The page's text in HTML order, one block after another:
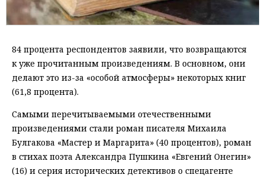
84 процента респондентов заявили, что возвращаются
к уже прочитанным произведениям. В основном, они
делают это из-за «особой атмосферы» некоторых книг
(61,8 процента).
Самыми перечитываемыми отечественными
произведениями стали роман писателя Михаила
Булгакова «Мастер и Маргарита» (40 процентов), роман
в стихах поэта Александра Пушкина «Евгений Онегин»
(16) и серия исторических детективов о спецагенте